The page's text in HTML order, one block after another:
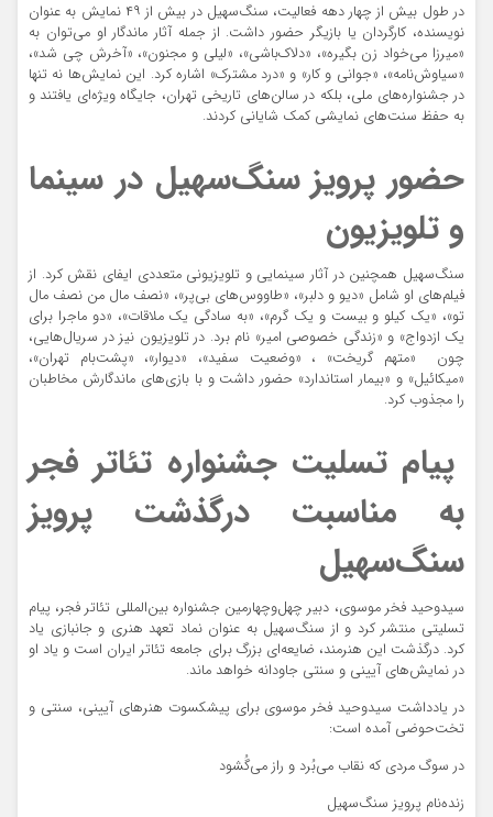
در طول بیش از چهار دهه فعالیت، سنگ‌سهیل در بیش از ۴۹ نمایش به عنوان
نویسنده، کارگردان یا بازیگر حضور داشت. از جمله آثار ماندگار او می‌توان به
«میرزا می‌خواد زن بگیره»، «دلاک‌باشی»، «لیلی و مجنون»، «آخرش چی شد»،
«سیاوش‌نامه»، «جوانی و کار» و «درد مشترک» اشاره کرد. این نمایش‌ها نه تنها
در جشنواره‌های ملی، بلکه در سالن‌های تاریخی تهران، جایگاه ویژه‌ای یافتند و
به حفظ سنت‌های نمایشی کمک شایانی کردند.
حضور پرویز سنگ‌سهیل در سینما
و تلویزیون
سنگ‌سهیل همچنین در آثار سینمایی و تلویزیونی متعددی ایفای نقش کرد. از
فیلم‌های او شامل «دیو و دلبر»، «طاووس‌های بی‌پر»، «نصف مال من نصف مال
تو»، «یک کیلو و بیست و یک گرم»، «به سادگی یک ملاقات»، «دو ماجرا برای
یک ازدواج» و «زندگی خصوصی امیر» نام برد. در تلویزیون نیز در سریال‌هایی،
چون «متهم گریخت» ، «وضعیت سفید»، «دیوار»، «پشت‌بام تهران»،
«میکائیل» و «بیمار استاندارد» حضور داشت و با بازی‌های ماندگارش مخاطبان
را مجذوب کرد.
پیام تسلیت جشنواره تئاتر فجر
به مناسبت درگذشت پرویز
سنگ‌سهیل
سیدوحید فخر موسوی، دبیر چهل‌وچهارمین جشنواره بین‌المللی تئاتر فجر، پیام
تسلیتی منتشر کرد و از سنگ‌سهیل به عنوان نماد تعهد هنری و جانبازی یاد
کرد. درگذشت این هنرمند، ضایعه‌ای بزرگ برای جامعه تئاتر ایران است و یاد او
در نمایش‌های آیینی و سنتی جاودانه خواهد ماند.
در یادداشت سیدوحید فخر موسوی برای پیشکسوت هنرهای آیینی، سنتی و
تخت‌حوضی آمده است:
در سوگ مردی که نقاب می‌بُرد و راز می‌گُشود
زنده‌نام پرویز سنگ‌سهیل